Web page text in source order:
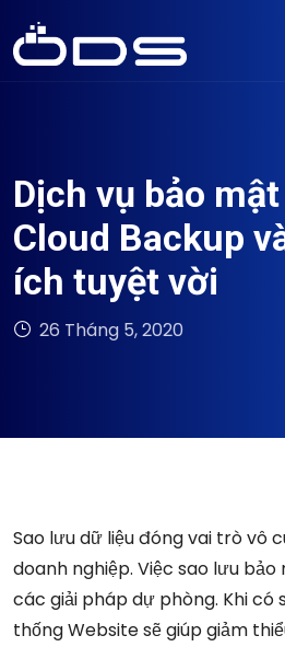
Dịch vụ bảo
Cloud Backup
ích tuyệt vời
26 Tháng 5, 2020
Sao lưu dữ liệu đóng vai trò vô
doanh nghiệp. Việc sao lưu bảo
các giải pháp dự phòng. Khi có
thống Website sẽ giúp giảm